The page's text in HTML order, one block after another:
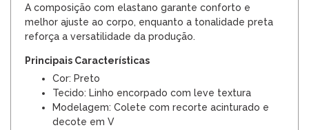
A composição com elastano garante conforto e
melhor ajuste ao corpo, enquanto a tonalidade preta
reforça a versatilidade da produção.
Principais Características
Cor: Preto
Tecido: Linho encorpado com leve textura
Modelagem: Colete com recorte acinturado e
decote em V